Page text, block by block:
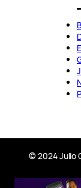
© 2024 Julio